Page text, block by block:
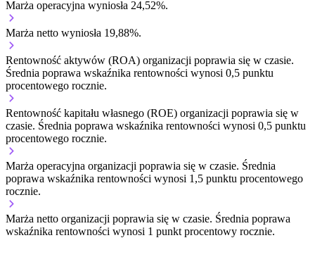
Marża operacyjna wyniosła 24,52%.
Marża netto wyniosła 19,88%.
Rentowność aktywów (ROA) organizacji poprawia się w czasie.
Średnia poprawa wskaźnika rentowności wynosi 0,5 punktu
procentowego rocznie.
Rentowność kapitału własnego (ROE) organizacji poprawia się w
czasie. Średnia poprawa wskaźnika rentowności wynosi 0,5 punktu
procentowego rocznie.
Marża operacyjna organizacji poprawia się w czasie. Średnia
poprawa wskaźnika rentowności wynosi 1,5 punktu procentowego
rocznie.
Marża netto organizacji poprawia się w czasie. Średnia poprawa
wskaźnika rentowności wynosi 1 punkt procentowy rocznie.